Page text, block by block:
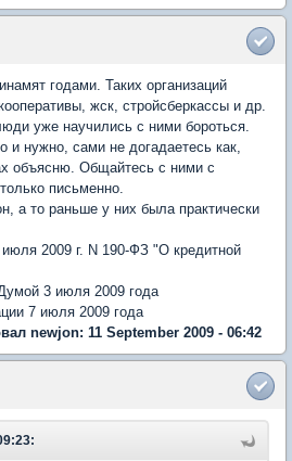
годами. Таких организаций
жск, стройсберкассы и др.
уже научились с ними бороться.
и нужно, сами не догадаетесь как,
объясню. Общайтесь с ними с
письменно.
а то раньше у них была практически
2009 г. N 190-ФЗ "О кредитной
3 июля 2009 года
7 июля 2009 года
newjon: 11 September 2009 - 06:42